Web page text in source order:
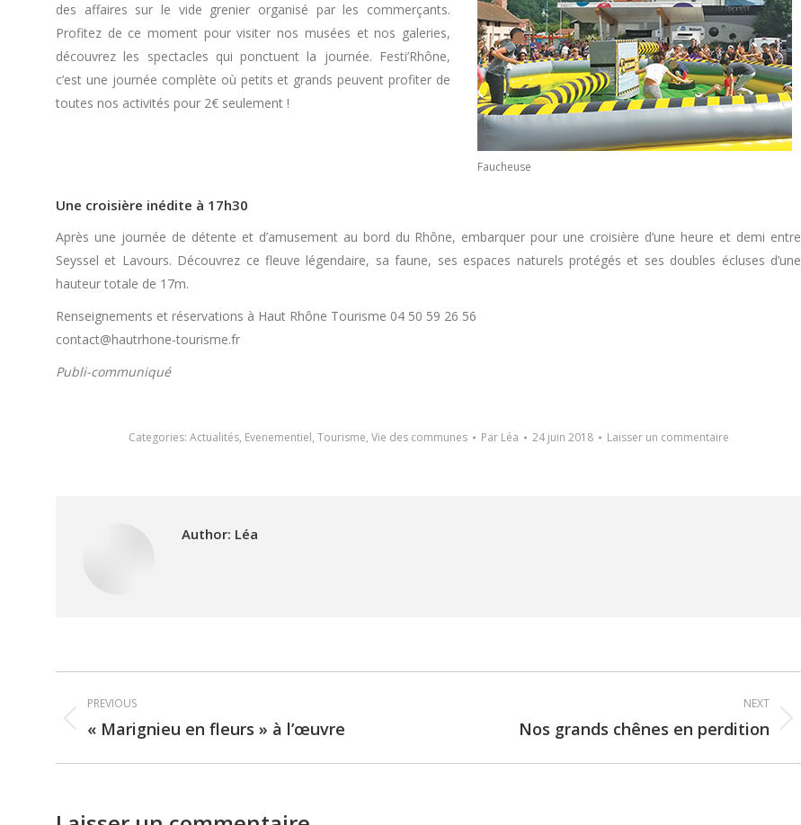
Faucheuse
des affaires sur le vide grenier organisé par les commerçants.
Profitez de ce moment pour visiter nos musées et nos galeries,
découvrez les spectacles qui ponctuent la journée. Festi’Rhône,
c’est une journée complète où petits et grands peuvent profiter de
toutes nos activités pour 2€ seulement !
Une croisière inédite à 17h30
Après une journée de détente et d’amusement au bord du Rhône, embarquer pour une croisière d’une heure et demi entre
Seyssel et Lavours. Découvrez ce fleuve légendaire, sa faune, ses espaces naturels protégés et ses doubles écluses d’une
hauteur totale de 17m.
Renseignements et réservations à Haut Rhône Tourisme 04 50 59 26 56
contact@hautrhone-tourisme.fr
Publi-communiqué
Categories: Actualités, Evenementiel, Tourisme, Vie des communes Par Léa 24 juin 2018 Laisser un commentaire
Author: Léa
Post
navigation
PREVIOUS
Previous
« Marignieu en fleurs » à l’œuvre
NEXT
Nos grands chênes en perdition